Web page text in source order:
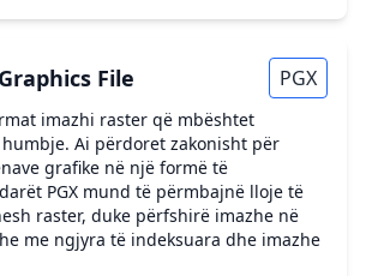
File PGX
imazhi raster që mbështet
Ai përdoret zakonisht për
grafike në një formë të
PGX mund të përmbajnë lloje të
raster, duke përfshirë imazhe në
me ngjyra të indeksuara dhe imazhe